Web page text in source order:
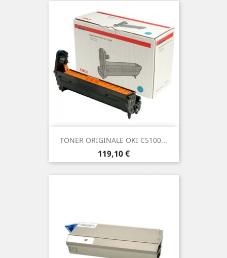
TONER ORIGINALE OKI C5100...
Prezzo
119,10 €